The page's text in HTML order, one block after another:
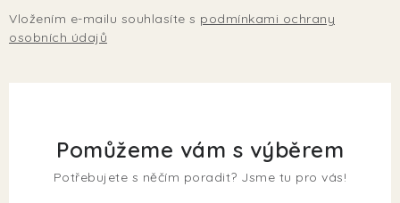
Vložením e-mailu souhlasíte s podmínkami ochrany
osobních údajů
Pomůžeme vám s výběrem
Potřebujete s něčím poradit? Jsme tu pro vás!